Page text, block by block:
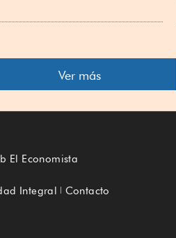
Ver más
El Economista
Integral Contacto